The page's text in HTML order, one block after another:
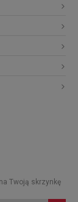
Twoją skrzynkę